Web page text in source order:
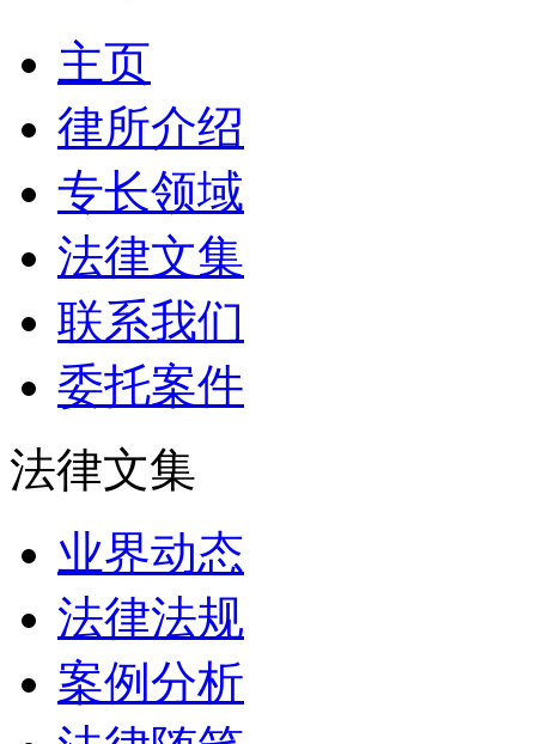
主页
律所介绍
专长领域
法律文集
联系我们
委托案件
法律文集
业界动态
法律法规
案例分析